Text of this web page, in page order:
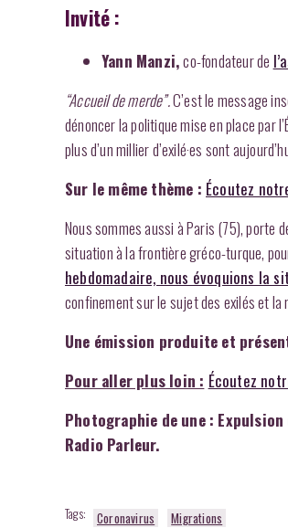
Invité :
Yann Manzi,co-fondateur de
“Accueil de merde”.C’est le message
dénoncer la politique mise en place par
plus d’un millier d’exilé·es sont
Sur le même thème : Écoutez
Nous sommes aussi à Paris (75), porte
situation à la frontière gréco-turque,
hebdomadaire, nous évoquions la
confinement sur le sujet des exilés et
Une émission produite et
Pour aller plus loin : Écoutez
Photographie de une :
Radio Parleur.
Tags: Coronavirus Migrations